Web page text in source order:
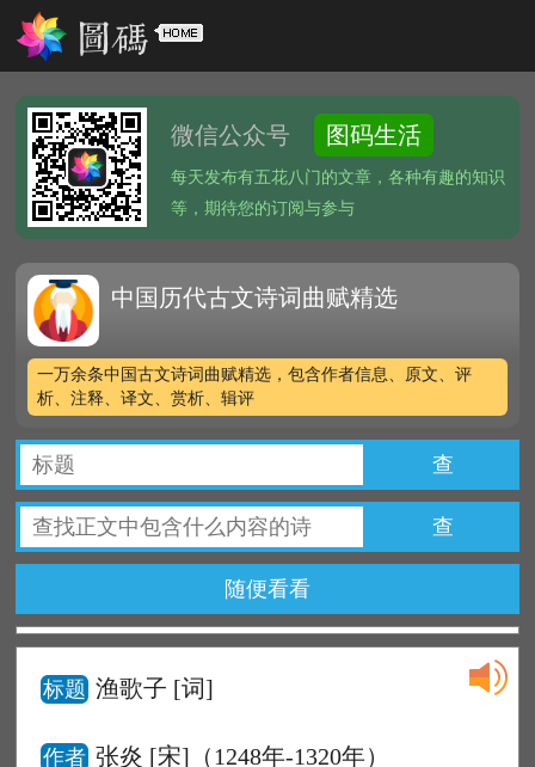
微信公众号 图码生活
每天发布有五花八门的文章，各种有趣的知识
等，期待您的订阅与参与
中国历代古文诗词曲赋精选
一万余条中国古文诗词曲赋精选，包含作者信息、原文、评
析、注释、译文、赏析、辑评
查
查
随便看看
标题 渔歌子 [词]
作者 张炎 [宋]（1248年-1320年）